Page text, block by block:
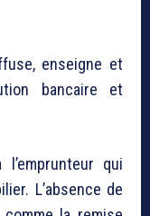
enseigne et
bancaire et
qui
L’absence de